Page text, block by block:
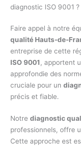
diagnostic ISO 9001 ?
Faire appel à notre
qualité Hauts-de-
entreprise de cette
ISO 9001 , apportent
approfondie des
cruciale pour un
précis et fiable.
Notrediagnostic
professionnels, offre
Cette approche est